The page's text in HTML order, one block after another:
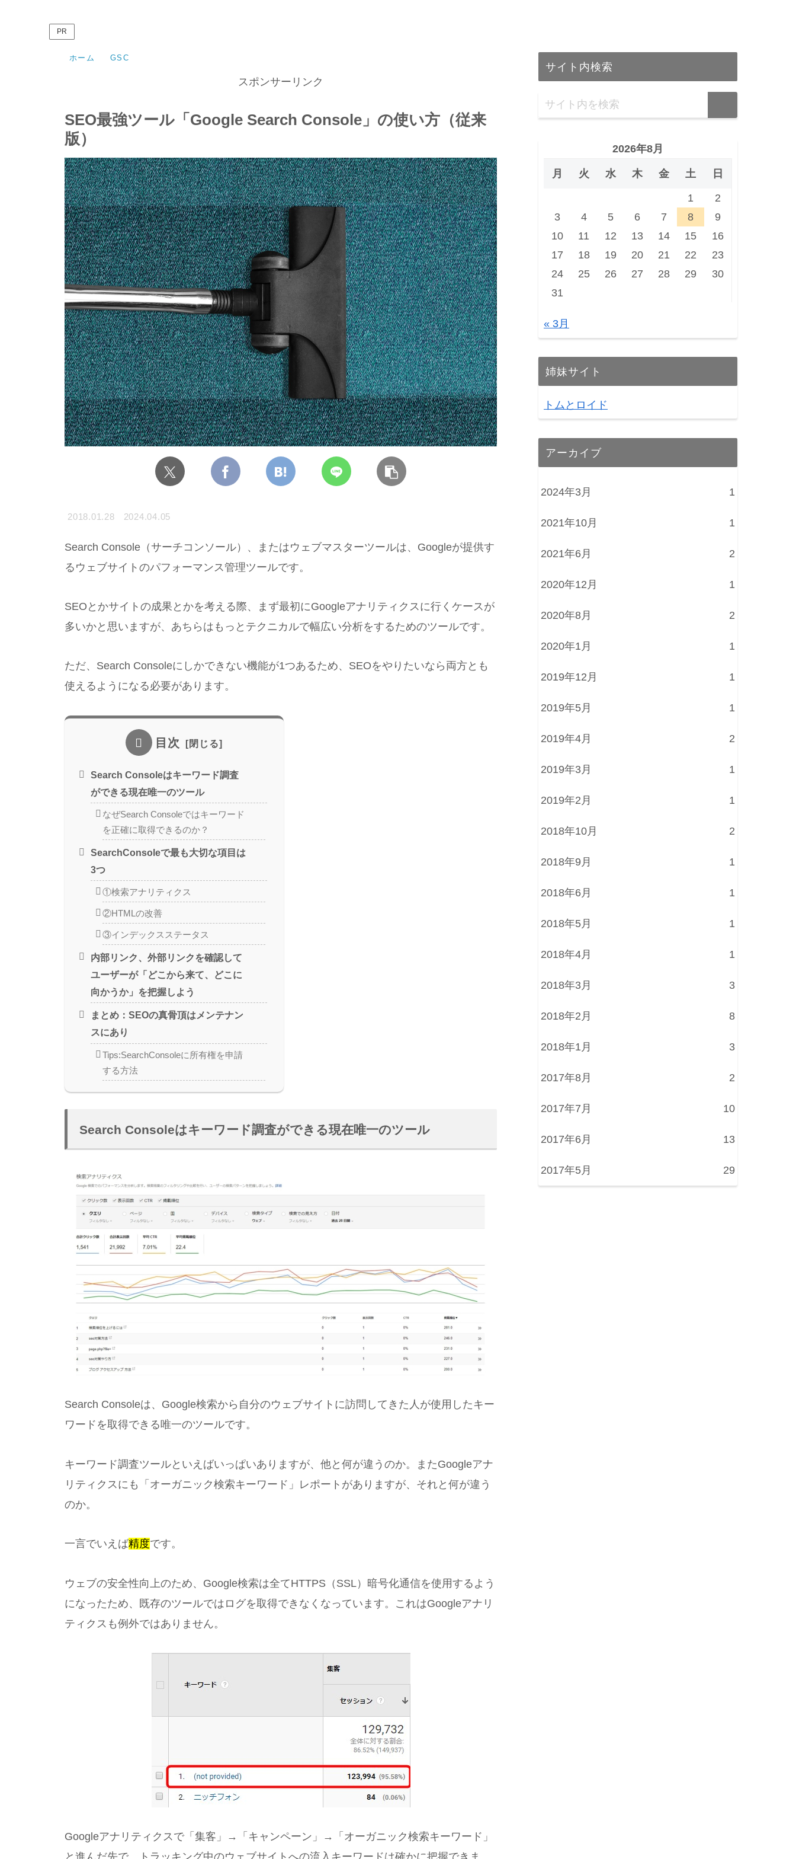
PR
ホーム GSC
スポンサーリンク
SEO最強ツール「Google Search Console」の使い方（従来
版）
2018.01.28 2024.04.05
Search Console（サーチコンソール）、またはウェブマスターツールは、Googleが提供す
るウェブサイトのパフォーマンス管理ツールです。
SEOとかサイトの成果とかを考える際、まず最初にGoogleアナリティクスに行くケースが
多いかと思いますが、あちらはもっとテクニカルで幅広い分析をするためのツールです。
ただ、Search Consoleにしかできない機能が1つあるため、SEOをやりたいなら両方とも
使えるようになる必要があります。
目次
Search Consoleはキーワード調査
ができる現在唯一のツール
なぜSearch Consoleではキーワード
を正確に取得できるのか？
SearchConsoleで最も大切な項目は
3つ
①検索アナリティクス
②HTMLの改善
③インデックスステータス
内部リンク、外部リンクを確認して
ユーザーが「どこから来て、どこに
向かうか」を把握しよう
まとめ：SEOの真骨頂はメンテナン
スにあり
Tips:SearchConsoleに所有権を申請
する方法
Search Consoleはキーワード調査ができる現在唯一のツール
Search Consoleは、Google検索から自分のウェブサイトに訪問してきた人が使用したキー
ワードを取得できる唯一のツールです。
キーワード調査ツールといえばいっぱいありますが、他と何が違うのか。またGoogleアナ
リティクスにも「オーガニック検索キーワード」レポートがありますが、それと何が違う
のか。
一言でいえば精度です。
ウェブの安全性向上のため、Google検索は全てHTTPS（SSL）暗号化通信を使用するよう
になったため、既存のツールではログを取得できなくなっています。これはGoogleアナリ
ティクスも例外ではありません。
Googleアナリティクスで「集客」→「キャンペーン」→「オーガニック検索キーワード」
サイト内検索
2026年8月
月 火 水 木 金 土 日
1
2
3
4 5 6 7 8
9
10
11 12 13 14 15
16
17
18 19 20 21 22
23
24
25 26 27 28 29
30
31
« 3月
姉妹サイト
トムとロイド
アーカイブ
2024年3月 1
2021年10月 1
2021年6月 2
2020年12月 1
2020年8月 2
2020年1月 1
2019年12月 1
2019年5月 1
2019年4月 2
2019年3月 1
2019年2月 1
2018年10月 2
2018年9月 1
2018年6月 1
2018年5月 1
2018年4月 1
2018年3月 3
2018年2月 8
2018年1月 3
2017年8月 2
2017年7月 10
2017年6月 13
2017年5月 29